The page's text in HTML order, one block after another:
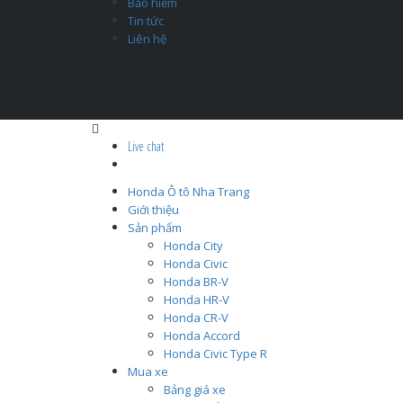
Tin tức
Liên hệ
Live chat
Honda Ô tô Nha Trang
Giới thiệu
Sản phẩm
Honda City
Honda Civic
Honda BR-V
Honda HR-V
Honda CR-V
Honda Accord
Honda Civic Type R
Mua xe
Bảng giá xe